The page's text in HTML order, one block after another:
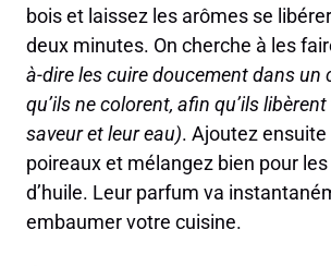
bois et laissez les arômes se
deux minutes. On cherche à les
à-dire les cuire doucement dans un
qu’ils ne colorent, afin qu’ils
saveur et leur eau). Ajoutez
poireaux et mélangez bien pour
d’huile. Leur parfum va
embaumer votre cuisine.